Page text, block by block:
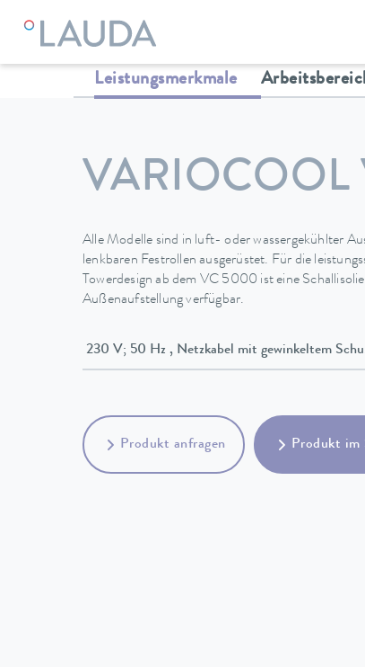
LAUDA Temperiergeräte Umwälz-
Alle Modelle sind in luft- oder wassergekühlter
lenkbaren Festrollen ausgerüstet. Für die
Towerdesign ab dem VC 5000 ist eine
Außenaufstellung verfügbar.
230 V; 50 Hz , Netzkabel mit
Produkt anfragen Produkt im
Leistungsmerkmale